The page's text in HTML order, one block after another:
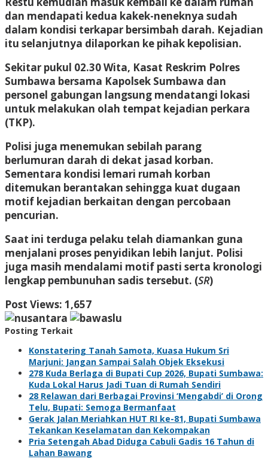
dan mendapati kedua kakek-neneknya sudah
dalam kondisi terkapar bersimbah darah. Kejadian
itu selanjutnya dilaporkan ke pihak kepolisian.
Sekitar pukul 02.30 Wita, Kasat Reskrim Polres
Sumbawa bersama Kapolsek Sumbawa dan
personel gabungan langsung mendatangi lokasi
untuk melakukan olah tempat kejadian perkara
(TKP).
Polisi juga menemukan sebilah parang
berlumuran darah di dekat jasad korban.
Sementara kondisi lemari rumah korban
ditemukan berantakan sehingga kuat dugaan
motif kejadian berkaitan dengan percobaan
pencurian.
Saat ini terduga pelaku telah diamankan guna
menjalani proses penyidikan lebih lanjut. Polisi
juga masih mendalami motif pasti serta kronologi
lengkap pembunuhan sadis tersebut. (SR)
Post Views: 1,657
Posting Terkait
Konstatering Tanah Samota, Kuasa Hukum Sri
Marjuni: Jangan Sampai Salah Objek Eksekusi
278 Kuda Berlaga di Bupati Cup 2026, Bupati Sumbawa:
Kuda Lokal Harus Jadi Tuan di Rumah Sendiri
28 Relawan dari Berbagai Provinsi ‘Mengabdi’ di Orong
Telu, Bupati: Semoga Bermanfaat
Gerak Jalan Meriahkan HUT RI ke-81, Bupati Sumbawa
Tekankan Keselamatan dan Kekompakan
Pria Setengah Abad Diduga Cabuli Gadis 16 Tahun di
Lahan Bawang